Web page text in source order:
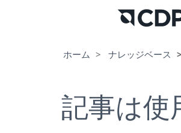
ホーム ナレッジベース
記事は使